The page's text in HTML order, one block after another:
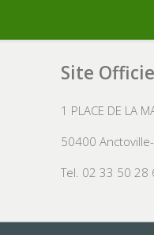
Site
1 PLACE DE LA
50400
Tel. 02 33 50 28